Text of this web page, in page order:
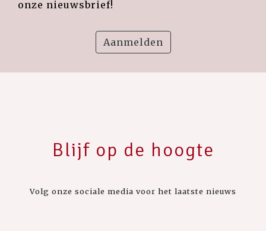
onze nieuwsbrief!
Aanmelden
Blijf op de hoogte
Volg onze sociale media voor het laatste nieuws